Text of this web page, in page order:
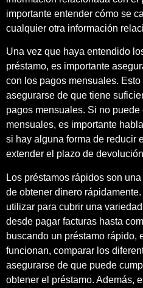
importante entender cómo se
cualquier otra información
Una vez que haya entendido
préstamo, es importante
con los pagos mensuales.
asegurarse de que tiene
pagos mensuales. Si no
mensuales, es importante
si hay alguna forma de reducir
extender el plazo de
Los préstamos rápidos son
de obtener dinero
utilizar para cubrir una
desde pagar facturas hasta
buscando un préstamo rápido,
funcionan, comparar los
asegurarse de que puede
obtener el préstamo. Además,